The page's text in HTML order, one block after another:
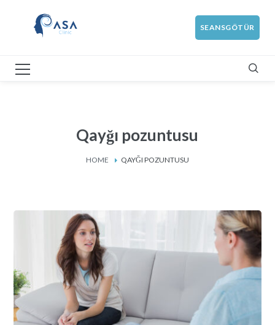
SEANSGÖTÜR
Qayğı pozuntusu
HOME QAYĞI POZUNTUSU